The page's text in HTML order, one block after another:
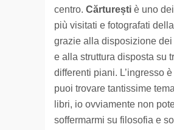
centro. Cărturești è uno
più visitati e fotografati
grazie alla disposizione
e alla struttura disposta su
differenti piani. L’ingresso
puoi trovare tantissime
libri, io ovviamente non
soffermarmi su filosofia e